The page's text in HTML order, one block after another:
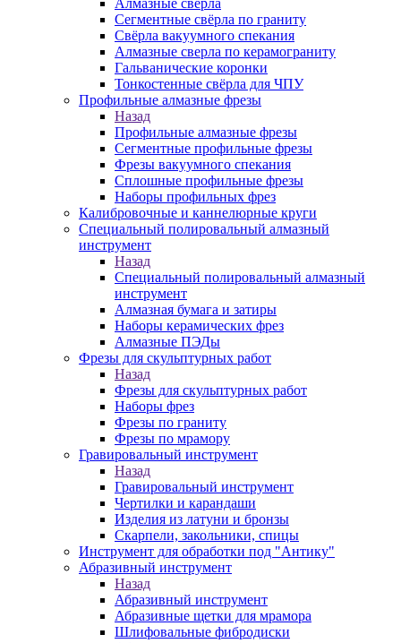
Алмазные свёрла
Сегментные свёрла по граниту
Свёрла вакуумного спекания
Алмазные сверла по керамограниту
Гальванические коронки
Тонкостенные свёрла для ЧПУ
Профильные алмазные фрезы
Назад
Профильные алмазные фрезы
Сегментные профильные фрезы
Фрезы вакуумного спекания
Сплошные профильные фрезы
Наборы профильных фрез
Калибровочные и каннелюрные круги
Специальный полировальный алмазный
инструмент
Назад
Специальный полировальный алмазный
инструмент
Алмазная бумага и затиры
Наборы керамических фрез
Алмазные ПЭДы
Фрезы для скульптурных работ
Назад
Фрезы для скульптурных работ
Наборы фрез
Фрезы по граниту
Фрезы по мрамору
Гравировальный инструмент
Назад
Гравировальный инструмент
Чертилки и карандаши
Изделия из латуни и бронзы
Скарпели, закольники, спицы
Инструмент для обработки под "Антику"
Абразивный инструмент
Назад
Абразивный инструмент
Абразивные щетки для мрамора
Шлифовальные фибродиски